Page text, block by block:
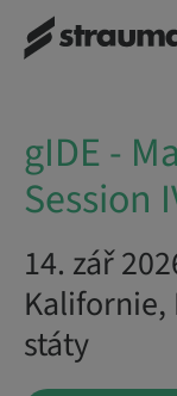
gIDE - Master
Clinician
gIDE -
Session
14. zář
Kalifornie,
státy